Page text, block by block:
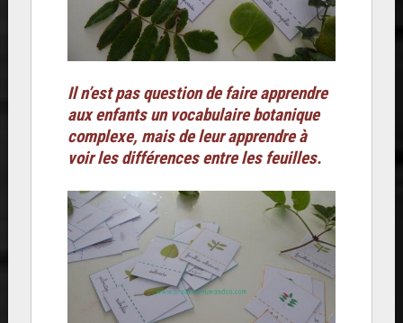
Il n’est pas question de faire apprendre
aux enfants un vocabulaire botanique
complexe, mais de leur apprendre à
voir les différences entre les feuilles.